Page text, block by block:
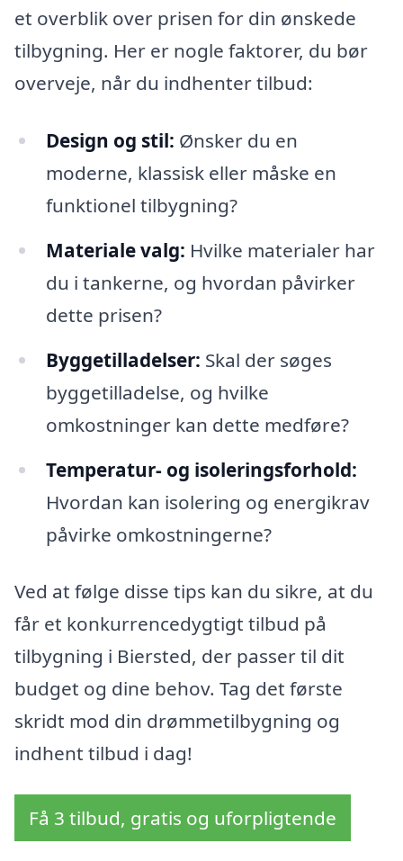
et overblik over prisen for din ønskede
tilbygning. Her er nogle faktorer, du bør
overveje, når du indhenter tilbud:
Design og stil: Ønsker du en
moderne, klassisk eller måske en
funktionel tilbygning?
Materiale valg: Hvilke materialer har
du i tankerne, og hvordan påvirker
dette prisen?
Byggetilladelser: Skal der søges
byggetilladelse, og hvilke
omkostninger kan dette medføre?
Temperatur- og isoleringsforhold:
Hvordan kan isolering og energikrav
påvirke omkostningerne?
Ved at følge disse tips kan du sikre, at du
får et konkurrencedygtigt tilbud på
tilbygning i Biersted, der passer til dit
budget og dine behov. Tag det første
skridt mod din drømmetilbygning og
indhent tilbud i dag!
Få 3 tilbud, gratis og uforpligtende